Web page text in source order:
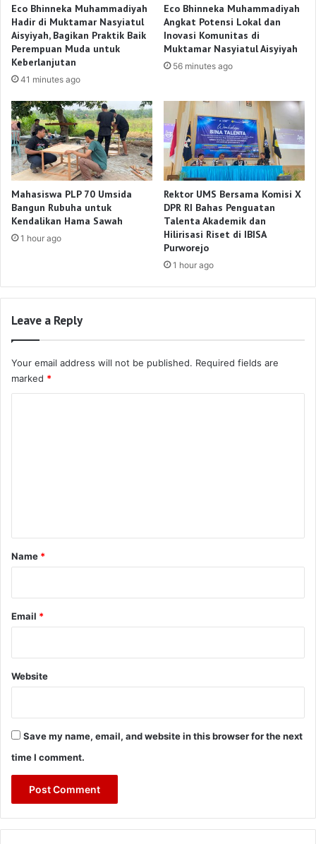
Eco Bhinneka Muhammadiyah
Hadir di Muktamar Nasyiatul
Aisyiyah, Bagikan Praktik Baik
Perempuan Muda untuk
Keberlanjutan
41 minutes ago
Eco Bhinneka Muhammadiyah
Angkat Potensi Lokal dan
Inovasi Komunitas di
Muktamar Nasyiatul Aisyiyah
56 minutes ago
Mahasiswa PLP 70 Umsida
Bangun Rubuha untuk
Kendalikan Hama Sawah
1 hour ago
Rektor UMS Bersama Komisi X
DPR RI Bahas Penguatan
Talenta Akademik dan
Hilirisasi Riset di IBISA
Purworejo
1 hour ago
Leave a Reply
Your email address will not be published. Required fields are
marked *
*
Name *
Email *
Website
Save my name, email, and website in this browser for the next
time I comment.